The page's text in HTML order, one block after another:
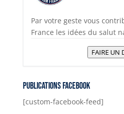
Par votre geste vous
France les idées du salut
FAIRE UN
Publications Facebook
[custom-facebook-feed]